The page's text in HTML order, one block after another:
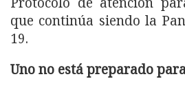
que continúa siendo la
19.
Uno no está preparado